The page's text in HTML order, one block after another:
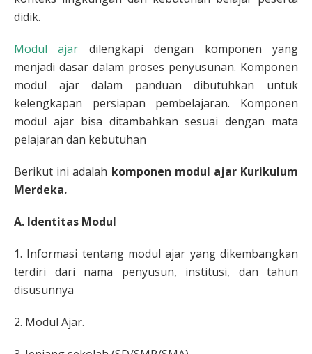
didik.
Modul ajar dilengkapi dengan komponen yang
menjadi dasar dalam proses penyusunan. Komponen
modul ajar dalam panduan dibutuhkan untuk
kelengkapan persiapan pembelajaran. Komponen
modul ajar bisa ditambahkan sesuai dengan mata
pelajaran dan kebutuhan
Berikut ini adalah komponen modul ajar Kurikulum
Merdeka.
A. Identitas Modul
1. Informasi tentang modul ajar yang dikembangkan
terdiri dari nama penyusun, institusi, dan tahun
disusunnya
2. Modul Ajar.